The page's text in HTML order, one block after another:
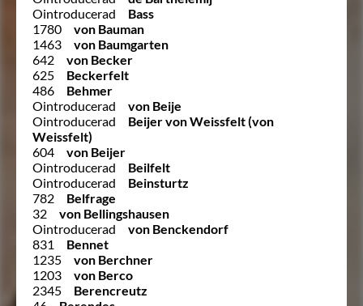
Ointroducerad
Bass
1780
von Bauman
1463
von Baumgarten
642
von Becker
625
Beckerfelt
486
Behmer
Ointroducerad
von Beije
Ointroducerad
Beijer von Weissfelt (von
Weissfelt)
604
von Beijer
Ointroducerad
Beilfelt
Ointroducerad
Beinsturtz
782
Belfrage
32
von Bellingshausen
Ointroducerad
von Benckendorf
831
Bennet
1235
von Berchner
1203
von Berco
2345
Berencreutz